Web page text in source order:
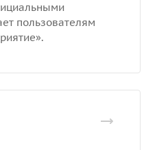
пользователям